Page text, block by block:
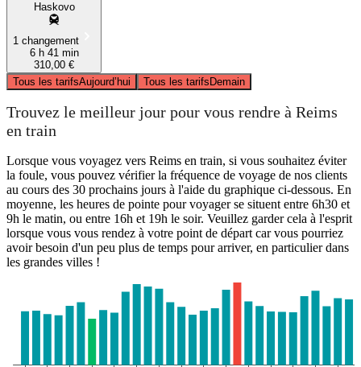
Haskovo
1 changement
6 h 41 min
310,00 €
Tous les tarifsAujourd’hui Tous les tarifsDemain
Trouvez le meilleur jour pour vous rendre à Reims
en train
Lorsque vous voyagez vers Reims en train, si vous souhaitez éviter
la foule, vous pouvez vérifier la fréquence de voyage de nos clients
au cours des 30 prochains jours à l'aide du graphique ci-dessous. En
moyenne, les heures de pointe pour voyager se situent entre 6h30 et
9h le matin, ou entre 16h et 19h le soir. Veuillez garder cela à l'esprit
lorsque vous vous rendez à votre point de départ car vous pourriez
avoir besoin d'un peu plus de temps pour arriver, en particulier dans
les grandes villes !